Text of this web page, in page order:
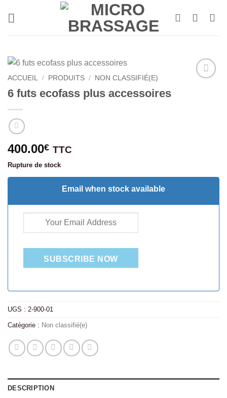
ACCUEIL / PRODUITS / NON CLASSIFIÉ(E)
6 futs ecofass plus accessoires
400.00€ TTC
Rupture de stock
Email when stock available
SUBSCRIBE NOW
UGS : 2-900-01
Catégorie : Non classifié(e)
DESCRIPTION